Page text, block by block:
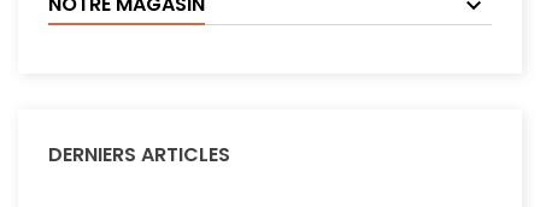
DERNIERS ARTICLES